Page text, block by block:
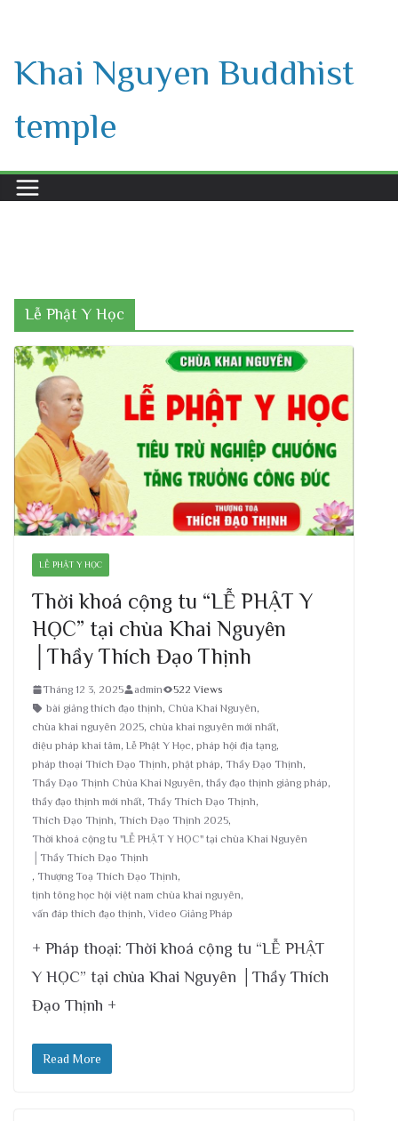
content
Khai Nguyen Buddhist
temple
Lễ Phật Y Học
LỄ PHẬT Y HỌC
Thời khoá cộng tu “LỄ PHẬT Y
HỌC” tại chùa Khai Nguyên
│Thầy Thích Đạo Thịnh
Tháng 12 3, 2025 admin
522 Views
bài giảng thích đạo thịnh, Chùa Khai Nguyên,
chùa khai nguyên 2025, chùa khai nguyên mới nhất,
diệu pháp khai tâm, Lễ Phật Y Học, pháp hội địa tạng,
pháp thoại Thích Đạo Thịnh, phật pháp, Thầy Đạo Thịnh,
Thầy Đạo Thịnh Chùa Khai Nguyên, thầy đạo thịnh giảng pháp,
thầy đạo thịnh mới nhất, Thầy Thích Đạo Thịnh,
Thích Đạo Thịnh, Thích Đạo Thịnh 2025,
Thời khoá cộng tu "LỄ PHẬT Y HỌC" tại chùa Khai Nguyên
│Thầy Thích Đạo Thịnh
, Thượng Toạ Thích Đạo Thịnh,
tịnh tông học hội việt nam chùa khai nguyên,
vấn đáp thích đạo thịnh, Video Giảng Pháp
+ Pháp thoại: Thời khoá cộng tu “LỄ PHẬT
Y HỌC” tại chùa Khai Nguyên │Thầy Thích
Đạo Thịnh +
Read More